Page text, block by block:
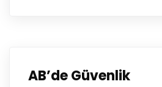
AB’de Güvenlik